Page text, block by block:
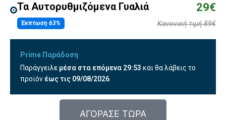
Τα Αυτορυθμιζόμενα Γυαλιά
Έκπτωση 63%
29€
Κανονική τιμή 89€
Prime Παράδοση
Παράγγειλε μέσα στα επόμενα 29:51 και θα λάβεις το
προϊόν έως τις 09/08/2026
ΑΓΟΡΑΣΕ ΤΩΡΑ